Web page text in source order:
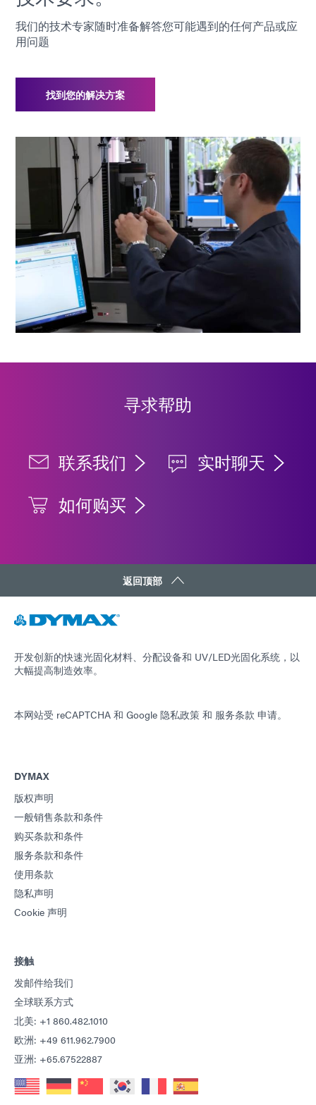
我们的技术专家随时准备解答您可能遇到的任何产品或应
用问题
找到您的解决方案
寻求帮助
联系我们
实时聊天
如何购买
返回顶部
开发创新的快速光固化材料、分配设备和 UV/LED光固化系统，以
大幅提高制造效率。
本网站受 reCAPTCHA 和 Google 隐私政策 和 服务条款 申请。
DYMAX
版权声明
一般销售条款和条件
购买条款和条件
服务条款和条件
使用条款
隐私声明
Cookie 声明
接触
发邮件给我们
全球联系方式
北美: +1 860.482.1010
欧洲: +49 611.962.7900
亚洲: +65.67522887